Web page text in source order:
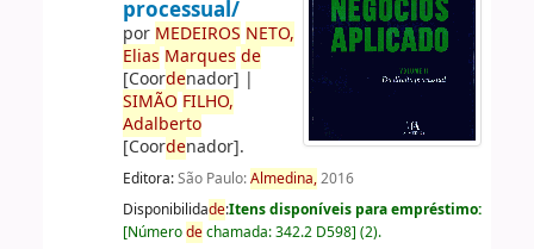
processual/
por MEDEIROS NETO,
Elias Marques de
[Coordenador] |
SIMÃO FILHO,
Adalberto
[Coordenador].
Editora:São Paulo:Almedina,2016
Disponibilidade:Itens disponíveis para empréstimo:
[Númerodechamada:342.2 D598] (2).